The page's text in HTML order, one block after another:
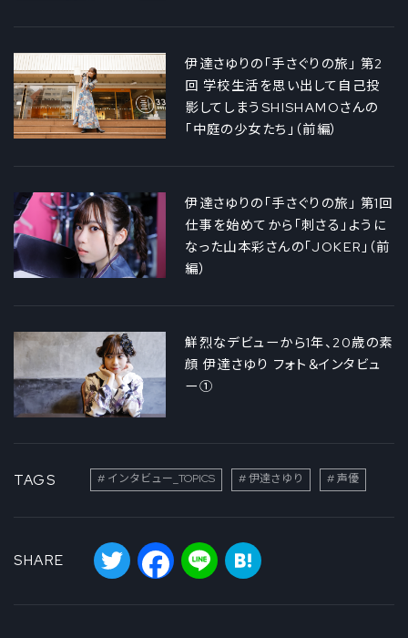
伊達さゆりの「手さぐりの旅」 第2
回 学校生活を思い出して自己投
影してしまうSHISHAMOさんの
「中庭の少女たち」（前編）
伊達さゆりの「手さぐりの旅」 第1回
仕事を始めてから「刺さる」ように
なった山本彩さんの「JOKER」（前
編）
鮮烈なデビューから1年、20歳の素
顔 伊達さゆり フォト＆インタビュ
ー①
TAGS インタビュー_TOPICS 伊達さゆり 声優
SHARE
Twitter Facebook
Line